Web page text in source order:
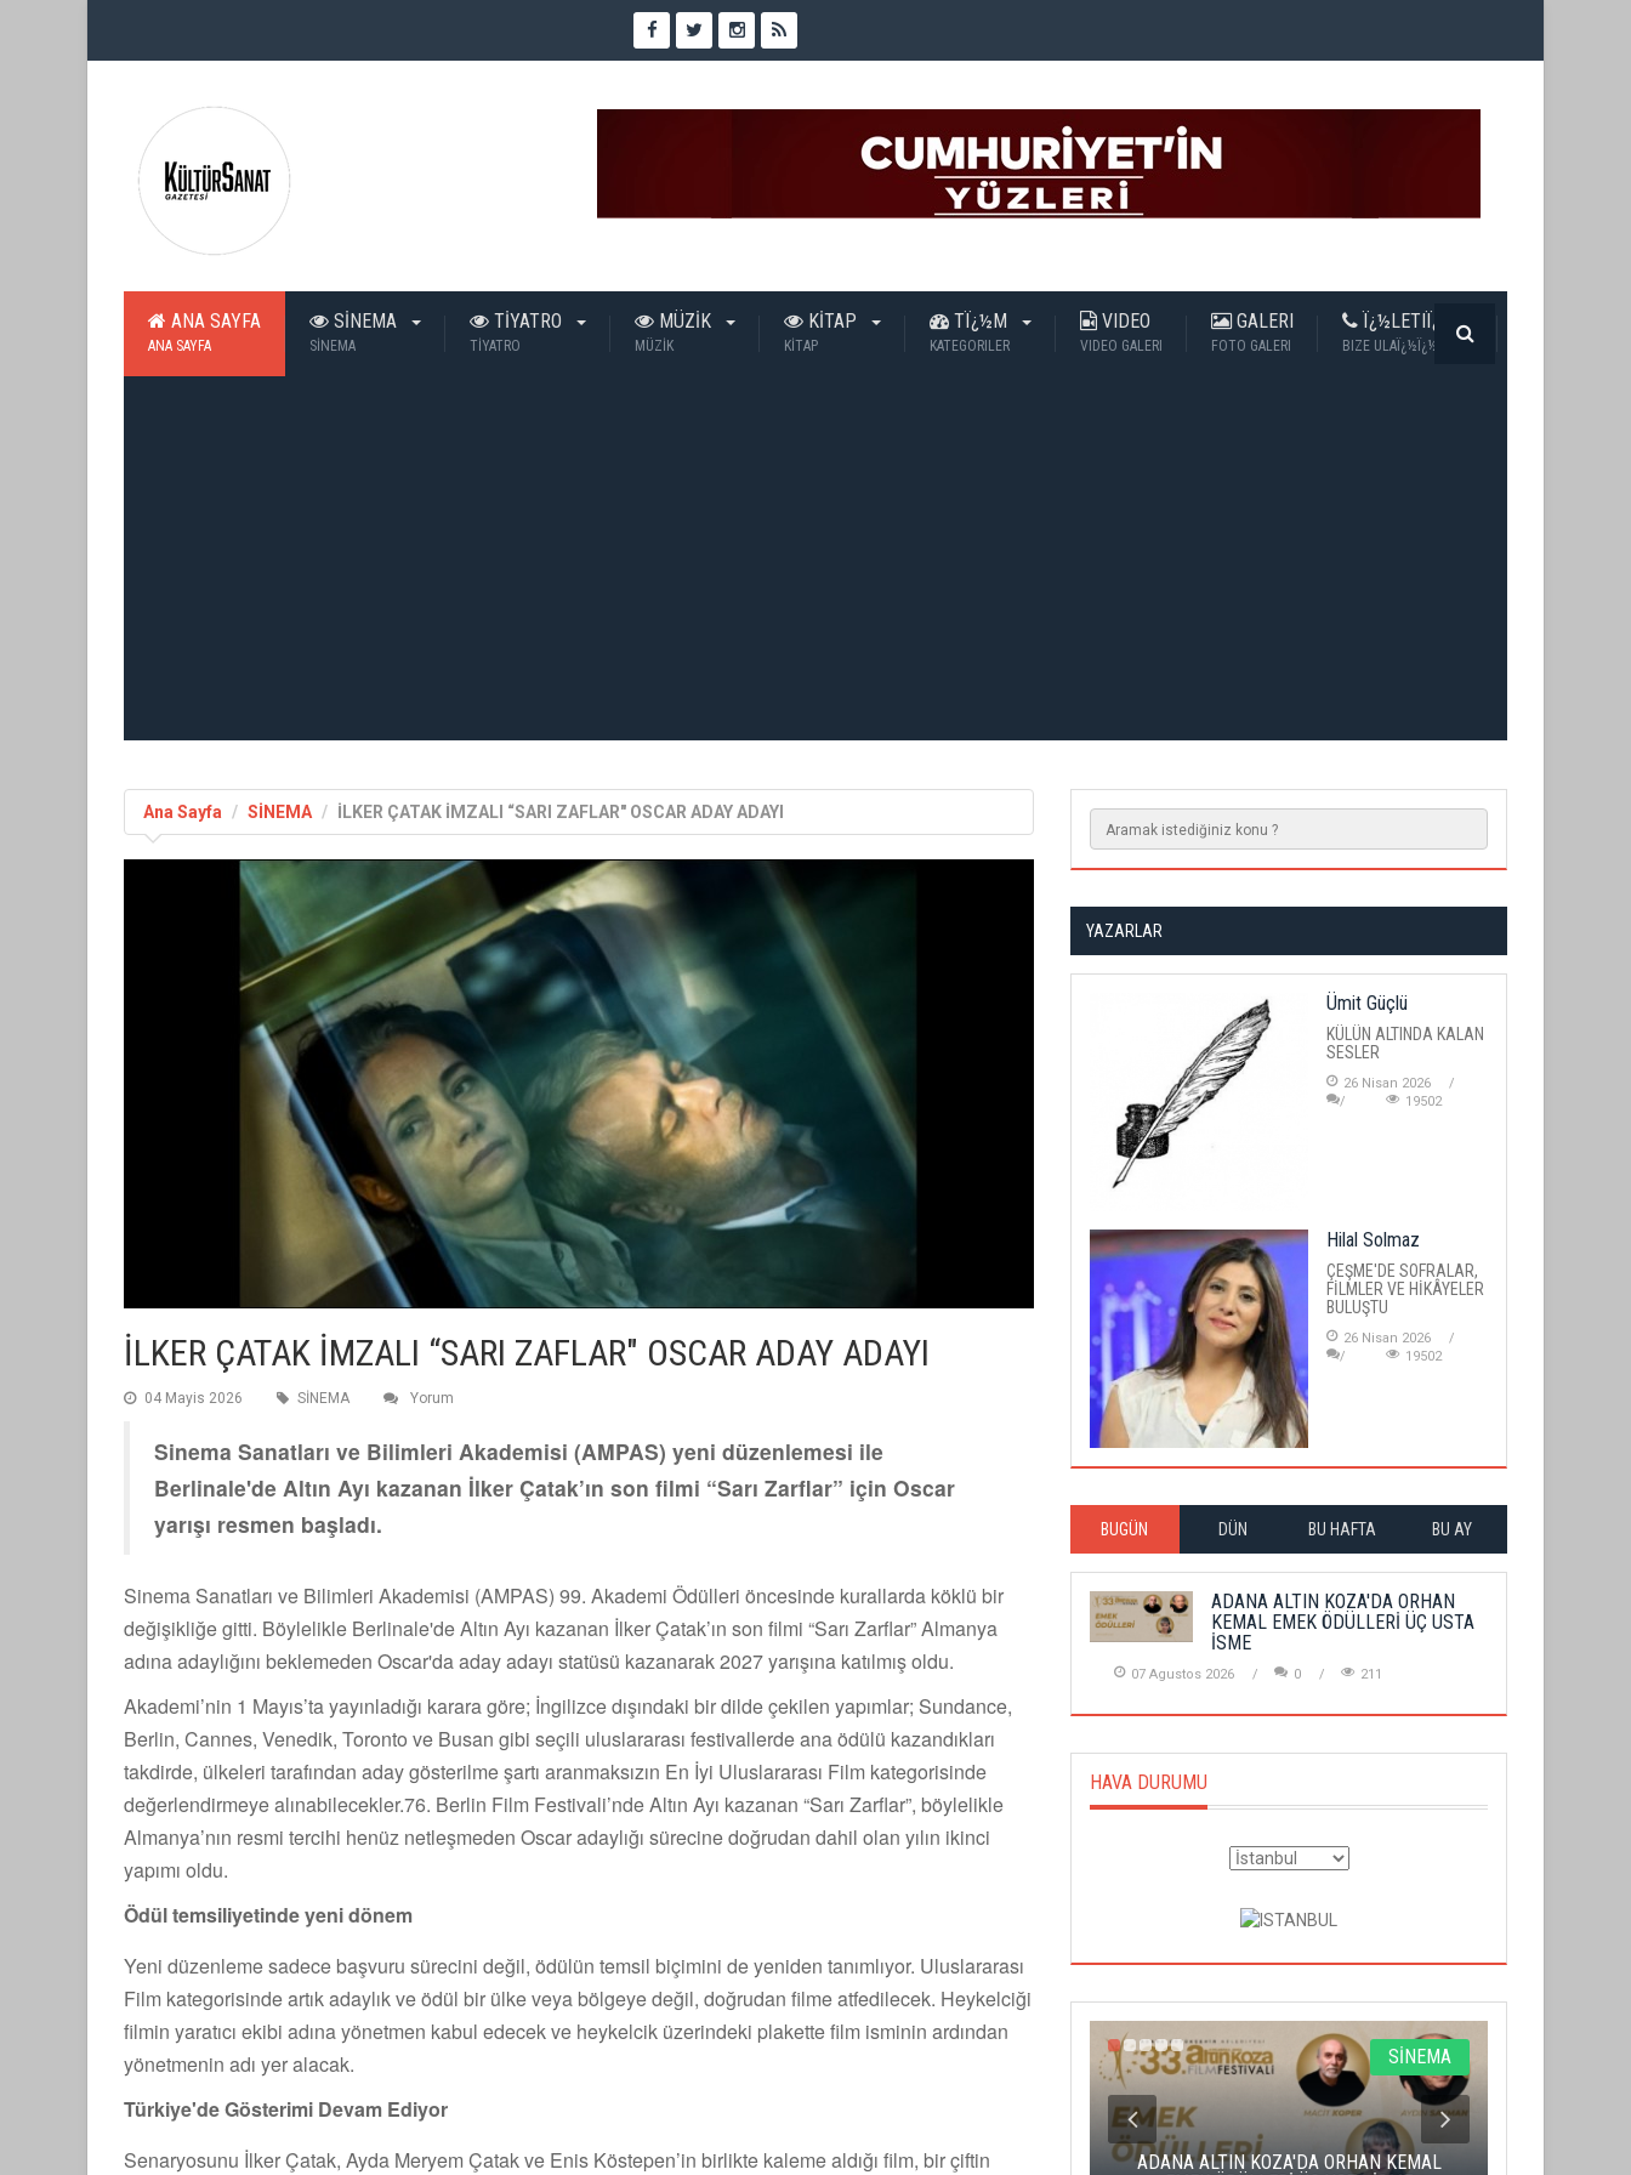
ANA SAYFA
ANA SAYFA
SİNEMA
SİNEMA
TİYATRO
TİYATRO
MÜZİK
MÜZİK
KİTAP
KİTAP
TÏ¿½M
KATEGORILER
VIDEO
VIDEO GALERI
GALERI
FOTO GALERI
Ï¿½LETIÏ¿½IM
BIZE ULAÏ¿½Ï¿½N
Ana Sayfa SİNEMA İLKER ÇATAK İMZALI “SARI ZAFLAR" OSCAR ADAY ADAYI
İLKER ÇATAK İMZALI “SARI ZAFLAR" OSCAR ADAY ADAYI
04 Mayis 2026 SİNEMA Yorum
Sinema Sanatları ve Bilimleri Akademisi (AMPAS) yeni düzenlemesi ile
Berlinale'de Altın Ayı kazanan İlker Çatak’ın son filmi “Sarı Zarflar” için Oscar
yarışı resmen başladı.
Sinema Sanatları ve Bilimleri Akademisi (AMPAS) 99. Akademi Ödülleri öncesinde kurallarda köklü bir
değişikliğe gitti. Böylelikle Berlinale'de Altın Ayı kazanan İlker Çatak’ın son filmi “Sarı Zarflar” Almanya
adına adaylığını beklemeden Oscar'da aday adayı statüsü kazanarak 2027 yarışına katılmış oldu.
Akademi’nin 1 Mayıs’ta yayınladığı karara göre; İngilizce dışındaki bir dilde çekilen yapımlar; Sundance,
Berlin, Cannes, Venedik, Toronto ve Busan gibi seçili uluslararası festivallerde ana ödülü kazandıkları
takdirde, ülkeleri tarafından aday gösterilme şartı aranmaksızın En İyi Uluslararası Film kategorisinde
değerlendirmeye alınabilecekler.76. Berlin Film Festivali’nde Altın Ayı kazanan “Sarı Zarflar”, böylelikle
Almanya’nın resmi tercihi henüz netleşmeden Oscar adaylığı sürecine doğrudan dahil olan yılın ikinci
yapımı oldu.
Ödül temsiliyetinde yeni dönem
Yeni düzenleme sadece başvuru sürecini değil, ödülün temsil biçimini de yeniden tanımlıyor. Uluslararası
Film kategorisinde artık adaylık ve ödül bir ülke veya bölgeye değil, doğrudan filme atfedilecek. Heykelciği
filmin yaratıcı ekibi adına yönetmen kabul edecek ve heykelcik üzerindeki plakette film isminin ardından
yönetmenin adı yer alacak.
Türkiye'de Gösterimi Devam Ediyor
Senaryosunu İlker Çatak, Ayda Meryem Çatak ve Enis Köstepen’in birlikte kaleme aldığı film, bir çiftin
YAZARLAR
Ümit Güçlü
KÜLÜN ALTINDA KALAN
SESLER
26 Nisan 2026
19502
Hilal Solmaz
ÇEŞME'DE SOFRALAR,
FİLMLER VE HİKÂYELER
BULUŞTU
26 Nisan 2026
19502
BUGÜN DÜN BU HAFTA BU AY
ADANA ALTIN KOZA'DA ORHAN
KEMAL EMEK ÖDÜLLERİ ÜÇ USTA
İSME
07 Agustos 2026 0 211
HAVA DURUMU
ALTIN KOZA'NIN ONUR ÖDÜLLERİ FERZAN
SİNEMA
ADANA ALTIN KOZA'DA ORHAN KEMAL